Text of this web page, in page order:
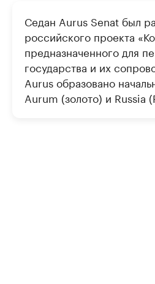
Седан Aurus Senat был
российского проекта
предназначенного для
государства и их
Aurus образовано
Aurum (золото) и Russia